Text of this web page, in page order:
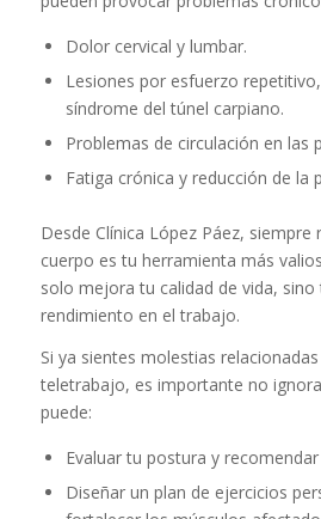
Dolor cervical y lumbar.
Lesiones por esfuerzo
síndrome del túnel carpiano.
Problemas de circulación en las
Fatiga crónica y reducción de la
Desde Clínica López Páez, siempre
cuerpo es tu herramienta más
solo mejora tu calidad de vida, sino
rendimiento en el trabajo.
Si ya sientes molestias
teletrabajo, es importante no
puede:
Evaluar tu postura y
Diseñar un plan de ejercicios